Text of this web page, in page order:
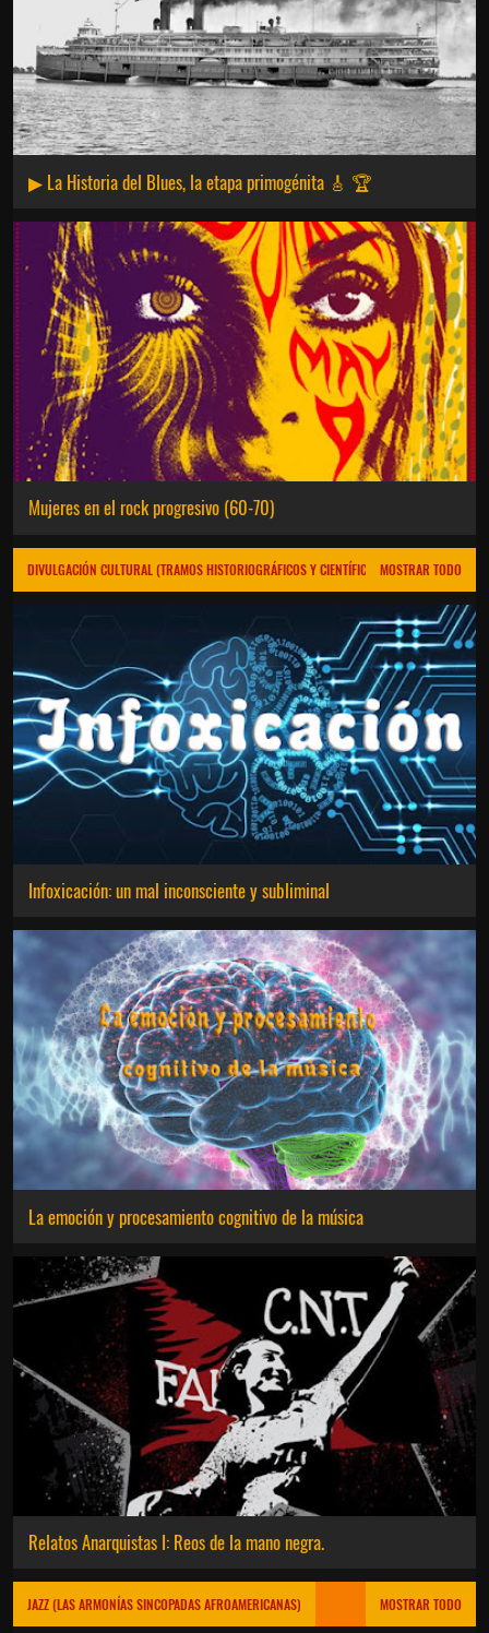
▶ La Historia del Blues, la etapa primogénita 🎸 🏆
Mujeres en el rock progresivo (60-70)
DIVULGACIÓN CULTURAL (TRAMOS HISTORIOGRÁFICOS Y CIENTÍFICOS)MOSTRAR TODO
Infoxicación: un mal inconsciente y subliminal
La emoción y procesamiento cognitivo de la música
Relatos Anarquistas I: Reos de la mano negra.
JAZZ (LAS ARMONÍAS SINCOPADAS AFROAMERICANAS) MOSTRAR TODO